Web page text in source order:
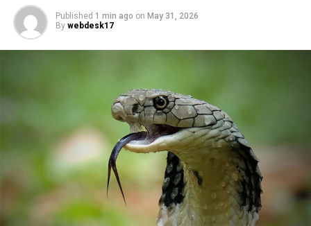
Published 1 min ago on May 31, 2026
By webdesk17